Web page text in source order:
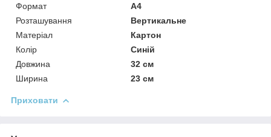
Формат
A4
Розташування
Вертикальне
Матеріал
Картон
Колір
Синій
Довжина
32 см
Ширина
23 см
Приховати